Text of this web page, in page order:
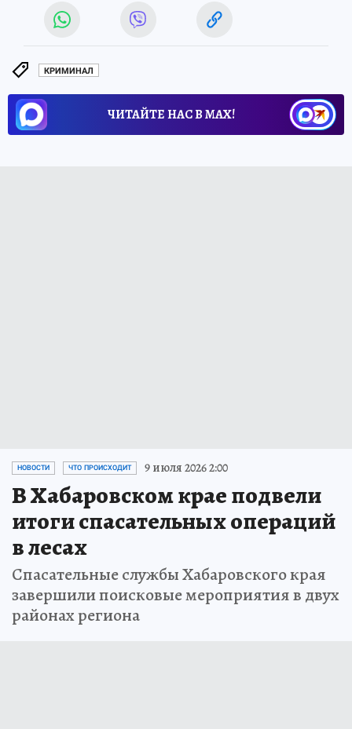
КРИМИНАЛ
ЧИТАЙТЕ НАС В МАХ!
НОВОСТИ ЧТО ПРОИСХОДИТ 9 июля 2026 2:00
В Хабаровском крае подвели
итоги спасательных операций
в лесах
Спасательные службы Хабаровского края
завершили поисковые мероприятия в двух
районах региона